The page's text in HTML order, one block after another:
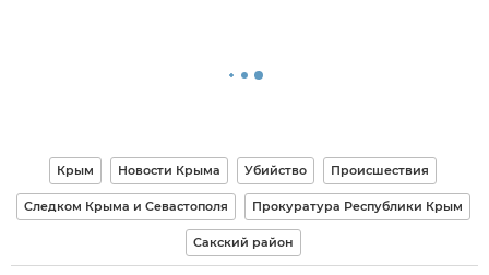
Крым Новости Крыма Убийство Происшествия
Следком Крыма и Севастополя Прокуратура Республики Крым
Сакский район